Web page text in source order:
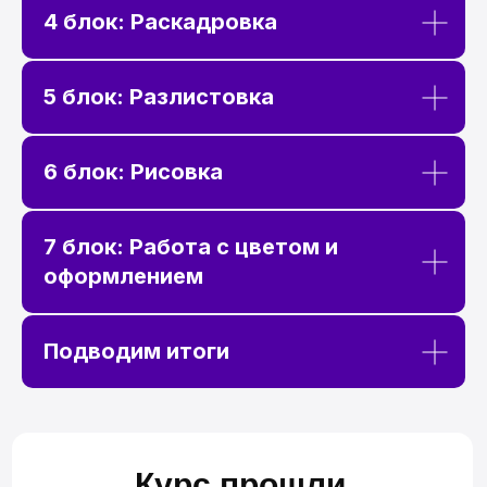
4 блок: Раскадровка
5 блок: Разлистовка
6 блок: Рисовка
7 блок: Работа с цветом и
оформлением
Подводим итоги
СТУДЕНТКИ HDS
СЦЕНАРИЙ И ДИАЛОГИ
СТУДЕНТКИ HDS
РАЗЛИСТОВКА И РИСОВКА